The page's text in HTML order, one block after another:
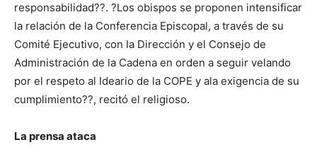
responsabilidad??. ?Los obispos se proponen intensificar
la relación de la Conferencia Episcopal, a través de su
Comité Ejecutivo, con la Dirección y el Consejo de
Administración de la Cadena en orden a seguir velando
por el respeto al Ideario de la COPE y ala exigencia de su
cumplimiento??, recitó el religioso.
La prensa ataca